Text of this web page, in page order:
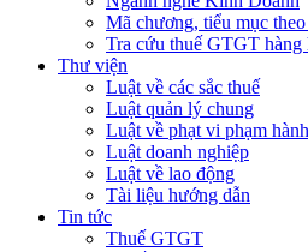
Mã chương, tiểu mục
Tra cứu thuế GTGT hàng
Thư viện
Luật về các sắc thuế
Luật quản lý chung
Luật về phạt vi phạm
Luật doanh nghiệp
Luật về lao động
Tài liệu hướng dẫn
Tin tức
Thuế GTGT